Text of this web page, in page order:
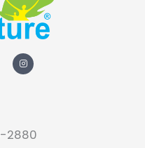
n
s
t
2880